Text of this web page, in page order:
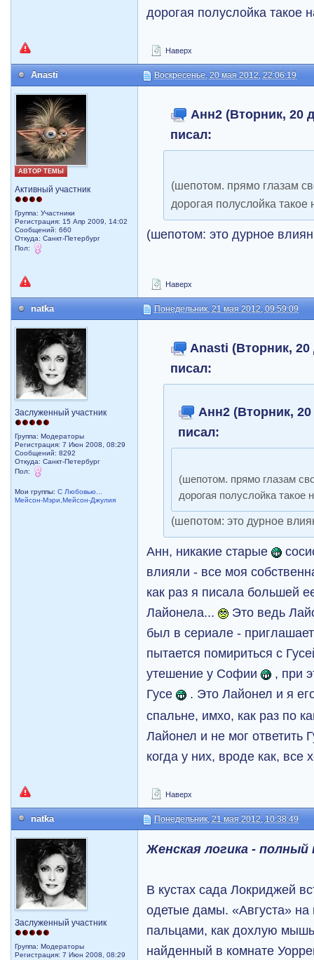
дорогая полуслойка такое
Наверх
Anasti Воскресенье, 20 мая 2012, 22:06:19
АВТОР ТЕМЫ
Активный участник
Группа: Участники
Регистрация: 15 Апр 2009, 14:02
Сообщений: 660
Откуда: Санкт-Петербург
Пол:
Анн2 (Вторник, 20
писал:
(шепотом. прямо глазам
дорогая полуслойка
(шепотом: это дурное
Наверх
natka Понедельник, 21 мая 2012, 09:59:09
Заслуженный участник
Группа: Модераторы
Регистрация: 7 Июн 2008, 08:29
Сообщений: 8292
Откуда: Санкт-Петербург
Пол:
Мои группы:С Любовью...
Мейсон-Мэри,Мейсон-Джулия
Anasti (Вторник, 20
писал:
Анн2 (Вторник, 20
писал:
(шепотом. прямо глазам
дорогая полуслойка такое
(шепотом: это дурное
Анн, никакие старые
влияли - все моя
как раз я писала большей
Лайонела...
Это ведь
был в сериале -
пытается помириться с
утешение у Софии
, при
Гусе
. Это Лайонел и я
спальне, имхо, как раз по
Лайонел и не мог ответить
когда у них, вроде как, все
Наверх
natka Понедельник, 21 мая 2012, 10:38:49
Заслуженный участник
Группа: Модераторы
Регистрация: 7 Июн 2008, 08:29
Женская логика - полный
В кустах сада Локриджей
одетые дамы. «Августа» на
пальцами, как дохлую
найденный в комнате